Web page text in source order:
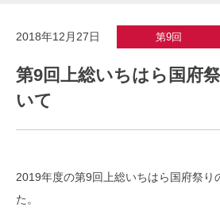
2018年12月27日 第9回
第9回上総いちはら国府
いて
2019年度の第9回上総いちはら国府祭り
た。